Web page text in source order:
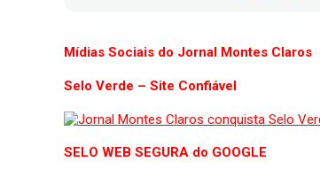
Mídias Sociais do Jornal Montes Claros
Selo Verde – Site Confiável
SELO WEB SEGURA do GOOGLE